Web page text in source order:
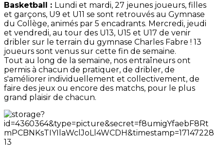
Basketball : Lundi et mardi, 27 jeunes joueurs, filles
et garçons, U9 et U11 se sont retrouvés au Gymnase
du Collège, animés par 5 encadrants. Mercredi, jeudi
et vendredi, au tour des U13, U15 et U17 de venir
dribler sur le terrain du gymnase Charles Fabre ! 13
joueurs sont venus sur cette fin de semaine.
Tout au long de la semaine, nos entraîneurs ont
permis à chacun de pratiquer, de dribler, de
s'améliorer individuellement et collectivement, de
faire des jeux ou encore des matchs, pour le plus
grand plaisir de chacun.